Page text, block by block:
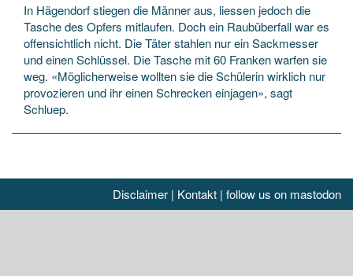
In Hägendorf stiegen die Männer aus, liessen jedoch die
Tasche des Opfers mitlaufen. Doch ein Raubüberfall war es
offensichtlich nicht. Die Täter stahlen nur ein Sackmesser
und einen Schlüssel. Die Tasche mit 60 Franken warfen sie
weg. «Möglicherweise wollten sie die Schülerin wirklich nur
provozieren und ihr einen Schrecken einjagen», sagt
Schluep.
Disclaimer | Kontakt | follow us on mastodon